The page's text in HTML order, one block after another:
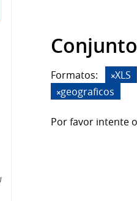
Formatos: XLS
geograficos
Por favor intente